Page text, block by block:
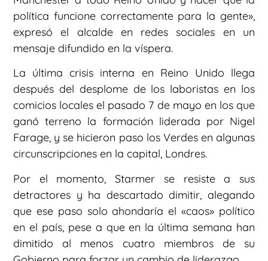
política funcione correctamente para la gente»,
expresó el alcalde en redes sociales en un
mensaje difundido en la víspera.
La última crisis interna en Reino Unido llega
después del desplome de los laboristas en los
comicios locales el pasado 7 de mayo en los que
ganó terreno la formación liderada por Nigel
Farage, y se hicieron paso los Verdes en algunas
circunscripciones en la capital, Londres.
Por el momento, Starmer se resiste a sus
detractores y ha descartado dimitir, alegando
que ese paso solo ahondaría el «caos» político
en el país, pese a que en la última semana han
dimitido al menos cuatro miembros de su